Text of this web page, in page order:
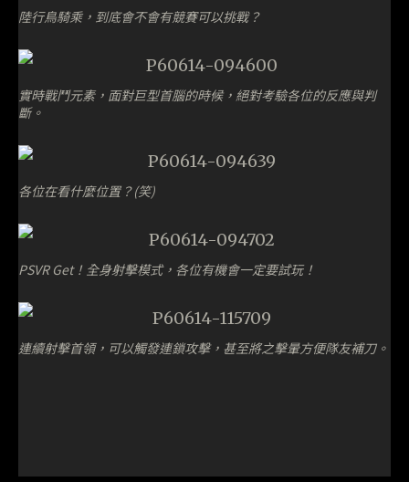
陸行鳥騎乘，到底會不會有競賽可以挑戰？
實時戰鬥元素，面對巨型首腦的時候，絕對考驗各位的反應與判
斷。
各位在看什麼位置？(笑)
PSVR Get！全身射擊模式，各位有機會一定要試玩！
連續射擊首領，可以觸發連鎖攻擊，甚至將之擊暈方便隊友補刀。